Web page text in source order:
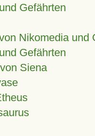
Gefährten
Nikomedia und
Gefährten
Siena